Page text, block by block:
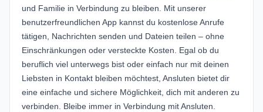
und Familie in Verbindung zu bleiben. Mit unserer
benutzerfreundlichen App kannst du kostenlose Anrufe
tätigen, Nachrichten senden und Dateien teilen – ohne
Einschränkungen oder versteckte Kosten. Egal ob du
beruflich viel unterwegs bist oder einfach nur mit deinen
Liebsten in Kontakt bleiben möchtest, Ansluten bietet dir
eine einfache und sichere Möglichkeit, dich mit anderen zu
verbinden. Bleibe immer in Verbindung mit Ansluten.